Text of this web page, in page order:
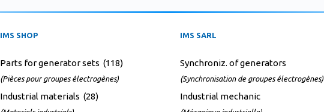
IMS SHOP
Parts for generator sets (118)
(Pièces pour groupes électrogènes)
Industrial materials (28)
IMS SARL
Synchroniz. of generators
(Synchronisation de groupes électrogènes)
Industrial mechanic